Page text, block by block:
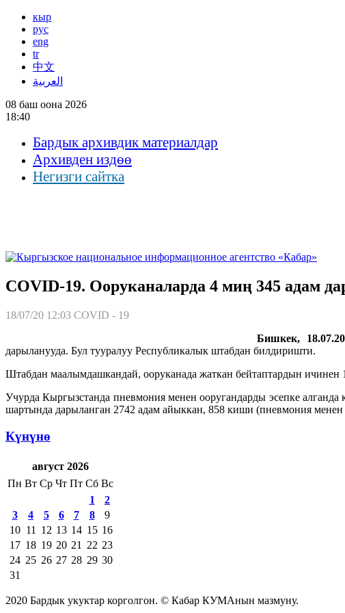
кыр
рус
eng
tr
中文
العربية
08 баш оона 2026
18:40
Бардык архивдик материалдар
Архивден издөө
Негизги сайтка
COVID-19. Ооруканаларда 4 миң 345 адам
18/07/20 12:03 COVID - 19
Бишкек,
дарыланууда. Бул тууралуу Республикалык штабдан билдиришти.
Штабдан маалымдашкандай, ооруканада жаткан бейтаптардын
Учурда Кыргызстанда пневмония менен ооругандарды эсепке
шартында дарыланган 2742 адам айыккан, 858 киши (пневмония менен
Күнүнө
август 2026
Пн Вт Ср Чт Пт Сб Вс
1
2
3
4 5 6 7 8
9
10 11 12 13 14 15 16
17 18 19 20 21 22 23
24 25 26 27 28 29 30
31
2020 Бардык укуктар корголгон. © Кабар КУМАнын мазмуну.